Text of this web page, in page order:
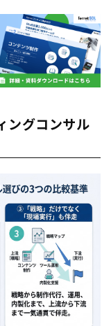
ングコンサル